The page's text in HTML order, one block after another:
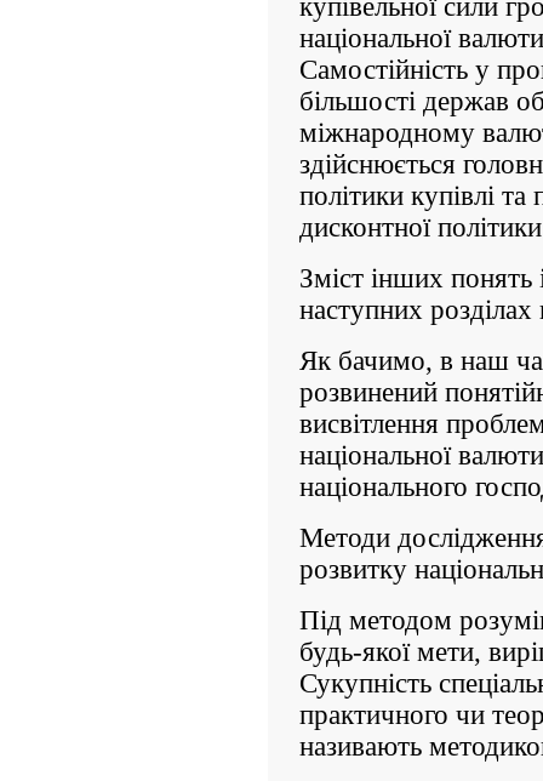
купівельної сили
національної
Самостійність у
більшості держав
міжнародному
здійснюється
політики купівлі
дисконтної
Зміст інших понять
наступних
Як бачимо, в наш
розвинений
висвітлення
національної
національного
Методи дослідження
розвитку
Під методом
будь-якої мети,
Сукупність
практичного чи
називають